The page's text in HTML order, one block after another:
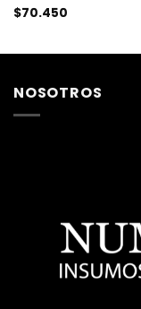
Valorado
$70.450
NOSOTROS